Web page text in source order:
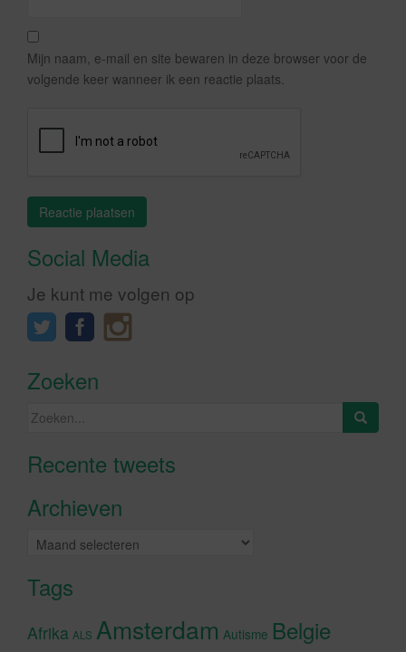
Mijn naam, e-mail en site bewaren in deze browser voor de
volgende keer wanneer ik een reactie plaats.
Social Media
Je kunt me volgen op
Zoeken
Zoeken
Recente tweetsKlik om marketing cookies te
Archieven
Archieven
Tags
Afrika ALS Amsterdam Autisme Belgie